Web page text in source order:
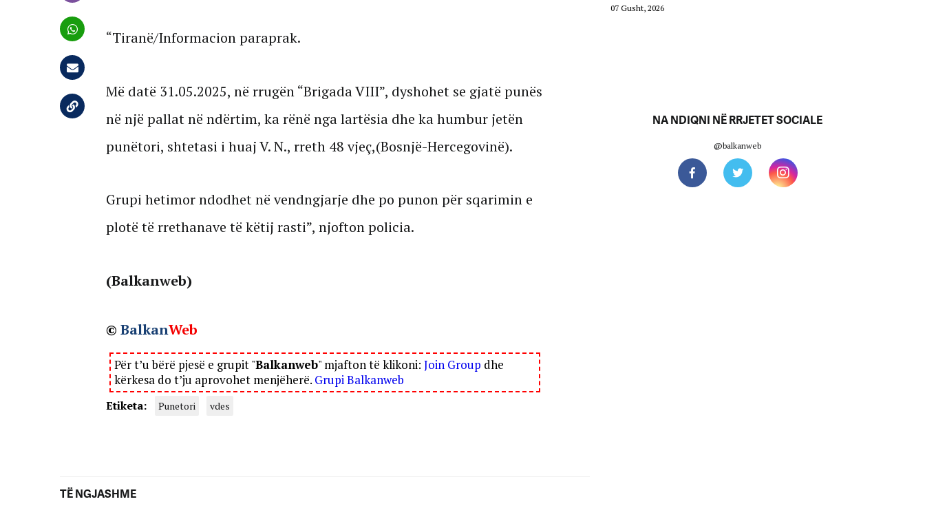
“Tiranë/Informacion paraprak.
Më datë 31.05.2025, në rrugën “Brigada VIII”, dyshohet se gjatë punës
në një pallat në ndërtim, ka rënë nga lartësia dhe ka humbur jetën
punëtori, shtetasi i huaj V. N., rreth 48 vjeç,(Bosnjë-Hercegovinë).
Grupi hetimor ndodhet në vendngjarje dhe po punon për sqarimin e
plotë të rrethanave të këtij rasti”, njofton policia.
(Balkanweb)
© BalkanWeb
Për t’u bërë pjesë e grupit "Balkanweb" mjafton të klikoni: Join Group dhe
kërkesa do t’ju aprovohet menjëherë. Grupi Balkanweb
Etiketa: Punetori vdes
TË NGJASHME
07 Gusht, 2026
NA NDIQNI NË RRJETET SOCIALE
@balkanweb